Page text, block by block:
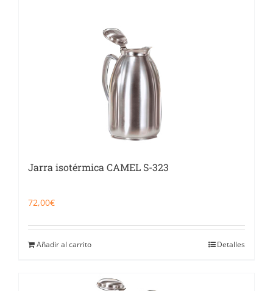
Jarra isotérmica CAMEL S-323
72,00€
Añadir al carrito Detalles